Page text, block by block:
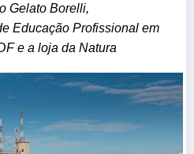
Gelato Borelli,
Educação Profissional em
e a loja da Natura